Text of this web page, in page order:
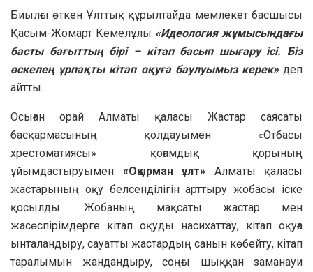
Биылғы өткен Ұлттық құрылтайда мемлекет басшысы
Қасым-Жомарт Кемелұлы «Идеология жұмысындағы
басты бағыттың бірі – кітап басып шығару ісі. Біз
өскелең ұрпақты кітап оқуға баулуымыз керек»деп
айтты.
Осыған орай Алматы қаласы Жастар саясаты
басқармасының қолдауымен «Отбасы
хрестоматиясы» қоғамдық қорының
ұйымдастыруымен «Оқырман ұлт» Алматы қаласы
жастарының оқу белсенділігін арттыру жобасы іске
қосылды. Жобаның мақсаты жастар мен
жасөспірімдерге кітап оқуды насихаттау, кітап оқуға
ынталандыру, сауатты жастардың санын көбейту, кітап
таралымын жандандыру, соңғы шыққан заманауи